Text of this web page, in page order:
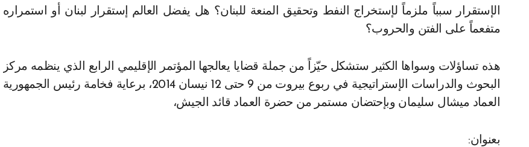
الإستقرار سبباً ملزماً لإستخراج النفط وتحقيق المنعة للبنان؟ هل يفضل العالم إستقرار لبنان أو استمراره
متفعماً على الفتن والحروب؟
هذه تساؤلات وسواها الكثير ستشكل حيّزاً من جملة قضايا يعالجها المؤتمر الإقليمي الرابع الذي ينظمه مركز
البحوث والدراسات الإستراتيجية في ربوع بيروت من 9 حتى 12 نيسان 2014، برعاية فخامة رئيس الجمهورية
العماد ميشال سليمان وبإحتضان مستمر من حضرة العماد قائد الجيش،
بعنوان: